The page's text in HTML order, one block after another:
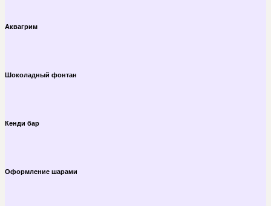
Аквагрим
Шоколадный фонтан
Кенди бар
Оформление шарами